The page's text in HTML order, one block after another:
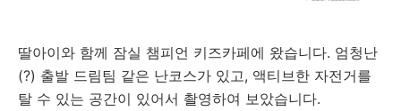
딸아이와 함께 잠실 챔피언 키즈카페에 왔습니다. 엄청난
(?) 출발 드림팀 같은 난코스가 있고, 액티브한 자전거를
탈 수 있는 공간이 있어서 촬영하여 보았습니다.